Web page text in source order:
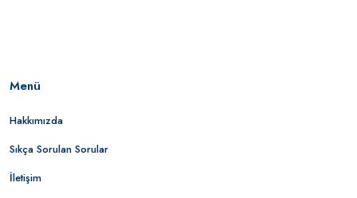
Menü
Hakkımızda
Sıkça Sorulan Sorular
İletişim